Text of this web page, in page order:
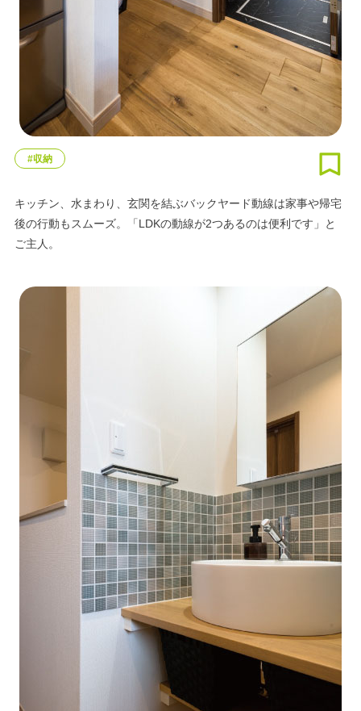
#収納
キッチン、水まわり、玄関を結ぶバックヤード動線は家事や帰宅
後の行動もスムーズ。「LDKの動線が2つあるのは便利です」と
ご主人。